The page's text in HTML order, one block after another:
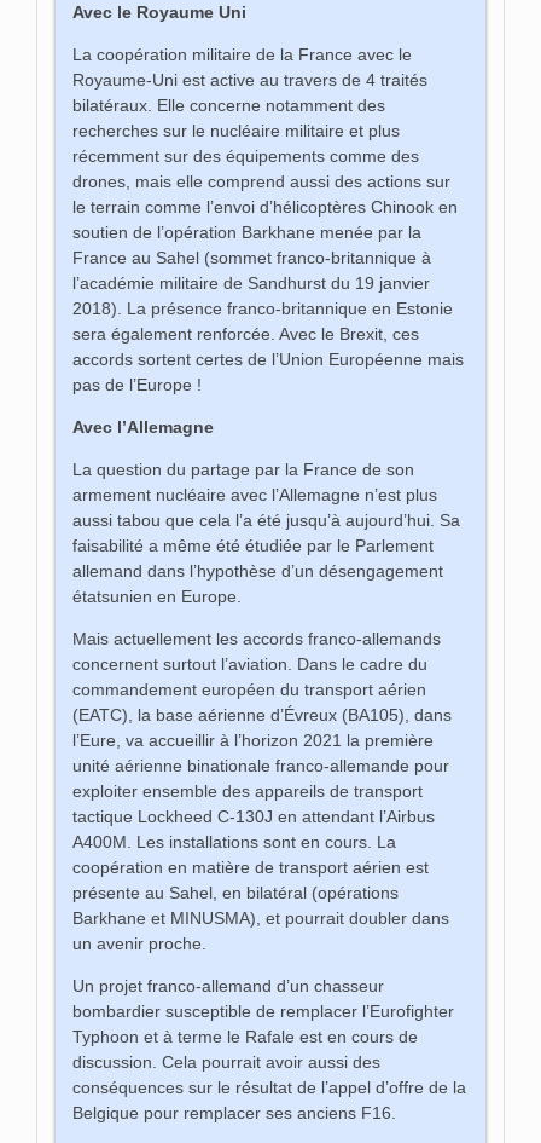
Avec le Royaume Uni
La coopération militaire de la France avec le
Royaume-Uni est active au travers de 4 traités
bilatéraux. Elle concerne notamment des
recherches sur le nucléaire militaire et plus
récemment sur des équipements comme des
drones, mais elle comprend aussi des actions sur
le terrain comme l’envoi d’hélicoptères Chinook en
soutien de l’opération Barkhane menée par la
France au Sahel (sommet franco-britannique à
l’académie militaire de Sandhurst du 19 janvier
2018). La présence franco-britannique en Estonie
sera également renforcée. Avec le Brexit, ces
accords sortent certes de l’Union Européenne mais
pas de l’Europe !
Avec l’Allemagne
La question du partage par la France de son
armement nucléaire avec l’Allemagne n’est plus
aussi tabou que cela l’a été jusqu’à aujourd’hui. Sa
faisabilité a même été étudiée par le Parlement
allemand dans l’hypothèse d’un désengagement
étatsunien en Europe.
Mais actuellement les accords franco-allemands
concernent surtout l’aviation. Dans le cadre du
commandement européen du transport aérien
(EATC), la base aérienne d’Évreux (BA105), dans
l’Eure, va accueillir à l’horizon 2021 la première
unité aérienne binationale franco-allemande pour
exploiter ensemble des appareils de transport
tactique Lockheed C-130J en attendant l’Airbus
A400M. Les installations sont en cours. La
coopération en matière de transport aérien est
présente au Sahel, en bilatéral (opérations
Barkhane et MINUSMA), et pourrait doubler dans
un avenir proche.
Un projet franco-allemand d’un chasseur
bombardier susceptible de remplacer l’Eurofighter
Typhoon et à terme le Rafale est en cours de
discussion. Cela pourrait avoir aussi des
conséquences sur le résultat de l’appel d’offre de la
Belgique pour remplacer ses anciens F16.